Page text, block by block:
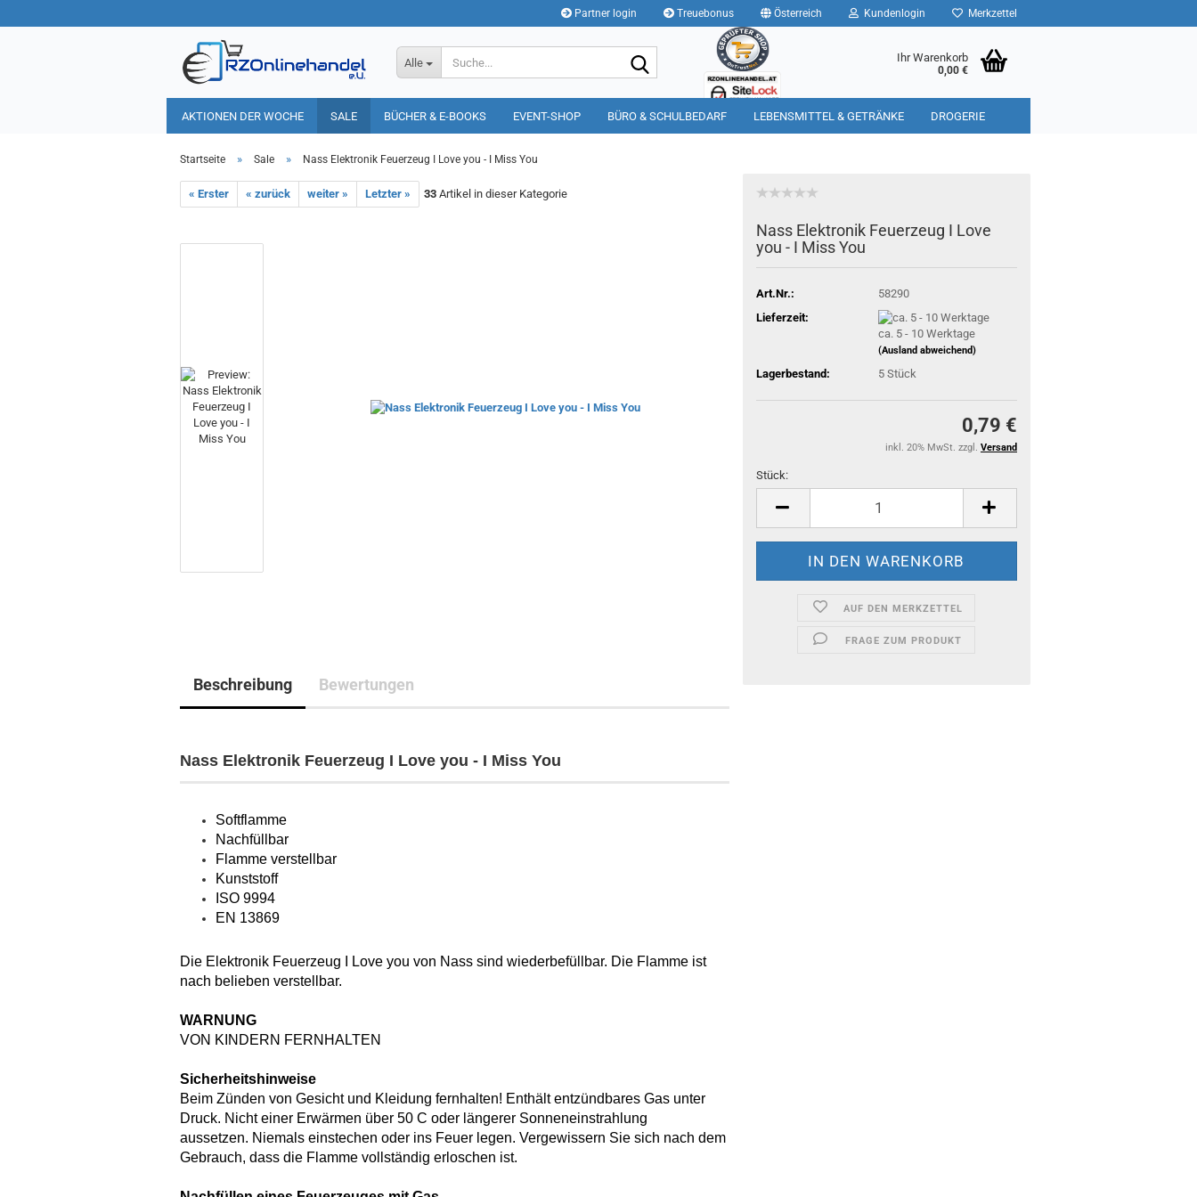
Partner login Treuebonus Österreich Kundenlogin Merkzettel
Alle Ihr Warenkorb
0,00 €
AKTIONEN DER WOCHE SALE BÜCHER & E-BOOKS EVENT-SHOP BÜRO & SCHULBEDARF LEBENSMITTEL & GETRÄNKE DROGERIE
HAUSHALT TIERBEDARF
Startseite » Sale » Nass Elektronik Feuerzeug I Love you - I Miss You
« Erster « zurück weiter » Letzter » 33 Artikel in dieser Kategorie
Nass Elektronik Feuerzeug I Love
you - I Miss You
Art.Nr.:
58290
Lieferzeit:
ca. 5 - 10 Werktage
(Ausland abweichend)
Lagerbestand: 5 Stück
0,79 €
inkl. 20% MwSt. zzgl. Versand
Stück:
Stück
AUF DEN MERKZETTEL
FRAGE ZUM PRODUKT
Beschreibung Bewertungen
Nass Elektronik Feuerzeug I Love you - I Miss You
Softflamme
Nachfüllbar
Flamme verstellbar
Kunststoff
ISO 9994
EN 13869
Die Elektronik Feuerzeug I Love you von Nass sind wiederbefüllbar. Die Flamme ist
nach belieben verstellbar.
WARNUNG
VON KINDERN FERNHALTEN
Sicherheitshinweise
Beim Zünden von Gesicht und Kleidung fernhalten! Enthält entzündbares Gas unter
Druck. Nicht einer Erwärmen über 50 C oder längerer Sonneneinstrahlung
aussetzen. Niemals einstechen oder ins Feuer legen. Vergewissern Sie sich nach dem
Gebrauch, dass die Flamme vollständig erloschen ist.